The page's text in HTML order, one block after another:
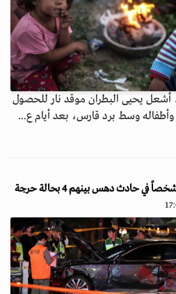
يحيى البطران موقد نار للحصول
وسط برد قارس، بعد أيام ع...